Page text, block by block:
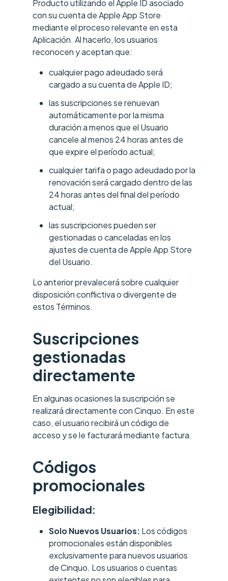
Producto utilizando el Apple ID asociado
con su cuenta de Apple App Store
mediante el proceso relevante en esta
Aplicación. Al hacerlo, los usuarios
reconocen y aceptan que:
cualquier pago adeudado será
cargado a su cuenta de Apple ID;
las suscripciones se renuevan
automáticamente por la misma
duración a menos que el Usuario
cancele al menos 24 horas antes de
que expire el período actual;
cualquier tarifa o pago adeudado por la
renovación será cargado dentro de las
24 horas antes del final del período
actual;
las suscripciones pueden ser
gestionadas o canceladas en los
ajustes de cuenta de Apple App Store
del Usuario.
Lo anterior prevalecerá sobre cualquier
disposición conflictiva o divergente de
estos Términos.
Suscripciones
gestionadas
directamente
En algunas ocasiones la suscripción se
realizará directamente con Cinquo. En este
caso, el usuario recibirá un código de
acceso y se le facturará mediante factura.
Códigos
promocionales
Elegibilidad:
Solo Nuevos Usuarios: Los códigos
promocionales están disponibles
exclusivamente para nuevos usuarios
de Cinquo. Los usuarios o cuentas